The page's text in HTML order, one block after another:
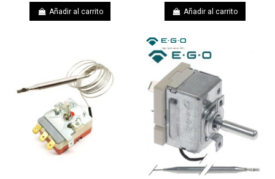
Añadir al carrito Añadir al carrito